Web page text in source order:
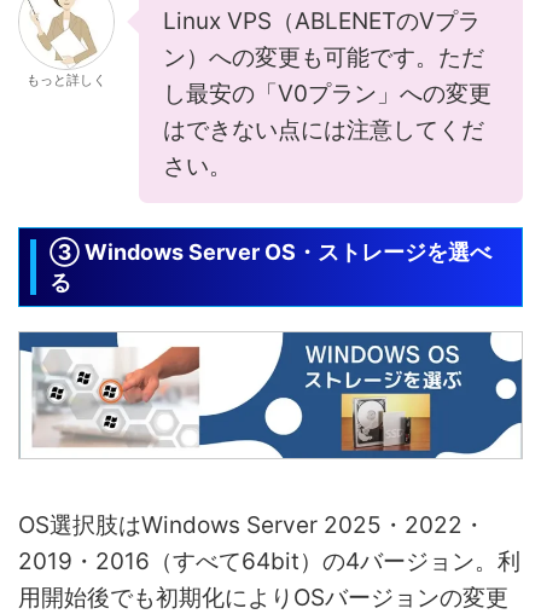
もっと詳しく
Linux VPS（ABLENETのVプラ
ン）への変更も可能です。ただ
し最安の「V0プラン」への変更
はできない点には注意してくだ
さい。
③ Windows Server OS・ストレージを選べ
る
OS選択肢はWindows Server 2025・2022・
2019・2016（すべて64bit）の4バージョン。利
用開始後でも初期化によりOSバージョンの変更